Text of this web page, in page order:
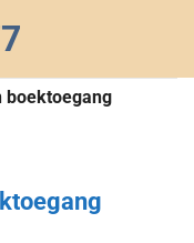
boektoegang